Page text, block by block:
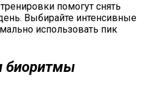
помогут снять
Выбирайте интенсивные
использовать пик
биоритмы